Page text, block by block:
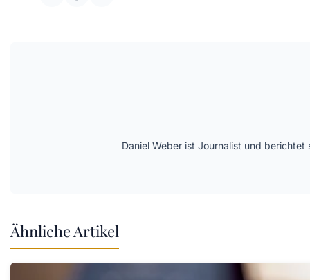
Daniel Weber ist Journalist und
Ähnliche Artikel